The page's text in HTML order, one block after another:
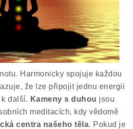
Harmonicky spojuje každou
že lze připojit jednu energii
další. Kameny s duhou jsou
meditacích, kdy vědomě
centra našeho těla. Pokud je